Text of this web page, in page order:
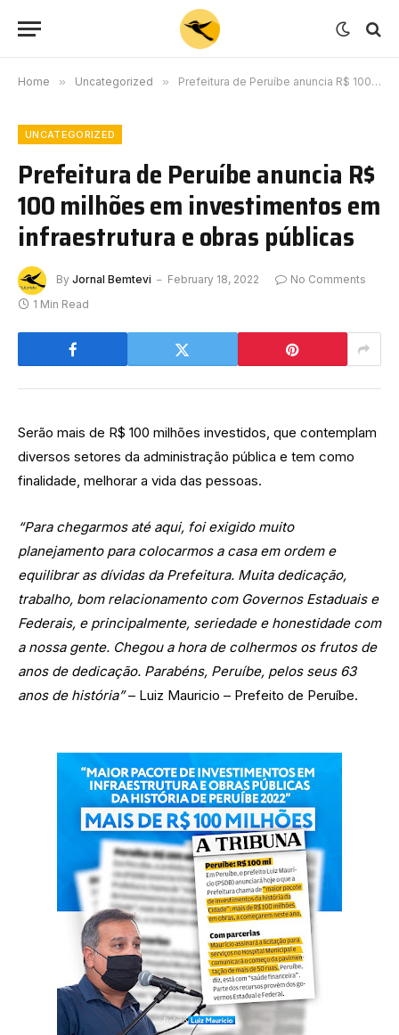
Home » Uncategorized » Prefeitura de Peruíbe anuncia R$ 100 milhões em investimentos em infraestrutura e obras públicas
UNCATEGORIZED
Prefeitura de Peruíbe anuncia R$
100 milhões em investimentos em
infraestrutura e obras públicas
By Jornal Bemtevi February 18, 2022
No Comments
1 Min Read
Serão mais de R$ 100 milhões investidos, que contemplam
diversos setores da administração pública e tem como
finalidade, melhorar a vida das pessoas.
“Para chegarmos até aqui, foi exigido muito
planejamento para colocarmos a casa em ordem e
equilibrar as dívidas da Prefeitura. Muita dedicação,
trabalho, bom relacionamento com Governos Estaduais e
Federais, e principalmente, seriedade e honestidade com
a nossa gente. Chegou a hora de colhermos os frutos de
anos de dedicação. Parabéns, Peruíbe, pelos seus 63
anos de história” – Luiz Mauricio – Prefeito de Peruíbe.